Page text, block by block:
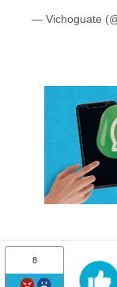
— Vichoguate
8